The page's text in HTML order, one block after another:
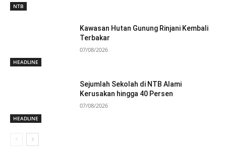
NTB
HEADLINE
Kawasan Hutan Gunung Rinjani Kembali
Terbakar
07/08/2026
HEADLINE
Sejumlah Sekolah di NTB Alami
Kerusakan hingga 40 Persen
07/08/2026